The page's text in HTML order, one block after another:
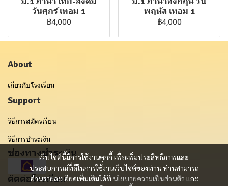
วันศุกร์ เทอม 1
฿4,000
พฤหัส เทอม 1
฿4,000
เว็บไซต์นี้มีการใช้งานคุกกี้ เพื่อเพิ่มประสิทธิภาพและ
ประสบการณ์ที่ดีในการใช้งานเว็บไซต์ของท่าน ท่านสามารถ
อ่านรายละเอียดเพิ่มเติมได้ที่ นโยบายความเป็นส่วนตัว และ
About
เกี่ยวกับโรงเรียน
Support
วิธีการสมัครเรียน
วิธีการชำระเงิน
ช่องทางชำระเงิน
ติดต่อโรงเรียน